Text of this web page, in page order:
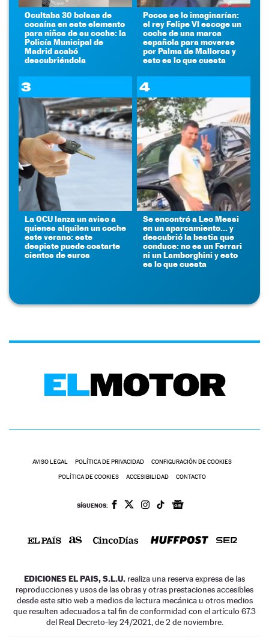
Ocultaba 30 bolsas de
cocaína en este elemento
para niños de su coche: la
Policía Municipal de
Madrid acabó
descubriéndola
Pocos se lo imaginarían:
el rey Felipe VI escoge un
coche de una marca
española para moverse
por Palma de Mallorca y
esto es lo que cuesta
3
La OCU lanza un aviso a
quienes alquilen un coche
este verano: este
despiste puede costarte
cientos de euros
4
Se encontró a Leo Messi
en un aparcamiento... y
descubrió la bestia que
conduce: no es un Ferrari
ni un Lamborghini y esto
es lo que cuesta
AVISO LEGAL POLÍTICA DE PRIVACIDAD CONFIGURACIÓN DE COOKIES
POLÍTICA DE COOKIES ACCESIBILIDAD CONTACTO
SÍGUENOS:
EDICIONES EL PAIS, S.L.U. realiza una reserva expresa de las
reproducciones y usos de las obras y otras prestaciones accesibles
desde este sitio web a medios de lectura mecánica u otros medios
que resulten adecuados a tal fin de conformidad con el artículo 67.3
del Real Decreto-ley 24/2021, de 2 de noviembre.